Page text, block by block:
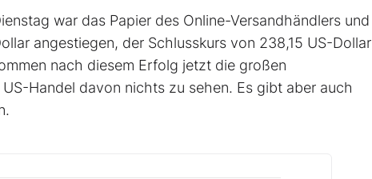
war das Papier des Online-Versandhändlers und
angestiegen, der Schlusskurs von 238,15 US-Dollar
nach diesem Erfolg jetzt die großen
Handel davon nichts zu sehen. Es gibt aber auch